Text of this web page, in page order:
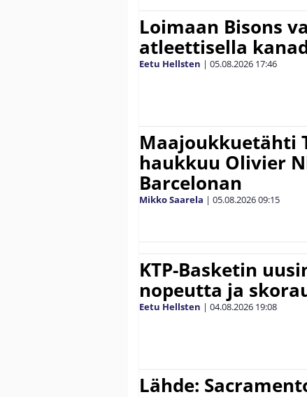
Loimaan Bisons
atleettisella
Eetu Hellsten | 05.08.2026 17:46
Maajoukkuetähti
haukkuu Olivier
Barcelonan
Mikko Saarela | 05.08.202609:15
KTP-Basketin
nopeutta ja
Eetu Hellsten | 04.08.2026 19:08
Lähde: